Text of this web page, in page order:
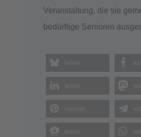
Veranstaltung, die sie
bedürftige Senioren
teilen
teilen
teilen